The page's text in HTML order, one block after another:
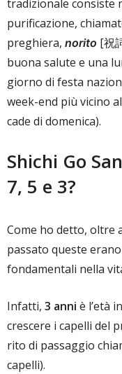
tradizionale consiste
purificazione,
preghiera, norito [祝
buona salute e una
giorno di festa
week-end più vicino
cade di domenica).
Shichi Go
7, 5 e 3?
Come ho detto, oltre
passato queste
fondamentali nella
Infatti, 3 anni è l’età
crescere i capelli del
rito di passaggio
capelli).